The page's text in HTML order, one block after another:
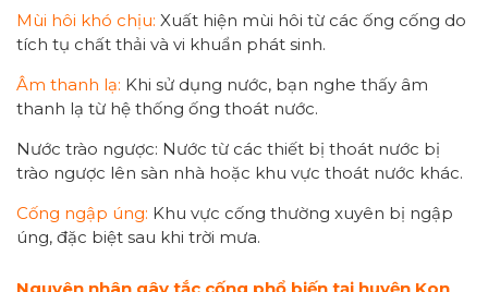
Mùi hôi khó chịu: Xuất hiện mùi hôi từ các ống cống do
tích tụ chất thải và vi khuẩn phát sinh.
Âm thanh lạ: Khi sử dụng nước, bạn nghe thấy âm
thanh lạ từ hệ thống ống thoát nước.
Nước trào ngược: Nước từ các thiết bị thoát nước bị
trào ngược lên sàn nhà hoặc khu vực thoát nước khác.
Cống ngập úng: Khu vực cống thường xuyên bị ngập
úng, đặc biệt sau khi trời mưa.
Nguyên nhân gây tắc cống phổ biến tại huyện Kon